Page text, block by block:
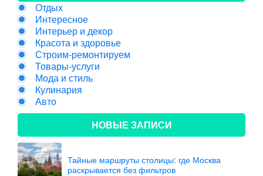
Отдых
Интересное
Интерьер и декор
Красота и здоровье
Строим-ремонтируем
Товары-услуги
Мода и стиль
Кулинария
Авто
НОВЫЕ ЗАПИСИ
Тайные маршруты столицы: где Москва
раскрывается без фильтров